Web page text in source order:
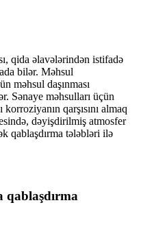
qida əlavələrindən istifadə
bilər. Məhsul
məhsul daşınması
Sənaye məhsulları üçün
qarşısını almaq
dəyişdirilmiş atmosfer
qablaşdırma tələbləri ilə
qablaşdırma